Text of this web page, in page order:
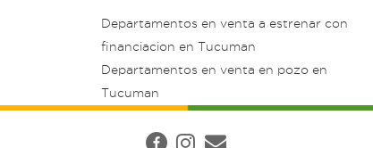
Departamentos en venta a estrenar con
financiacion en Tucuman
Departamentos en venta en pozo en
Tucuman